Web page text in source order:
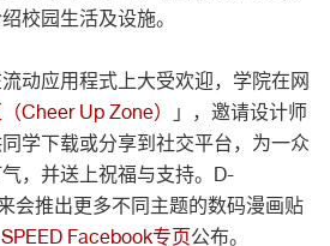
校园生活及设施。
动应用程式上大受欢迎，学院在网
Cheer Up Zone）
」，邀请设计师
学下载或分享到社交平台，为一众
，并送上祝福与支持。D-
会推出更多不同主题的数码漫画贴
Facebook专页公布。